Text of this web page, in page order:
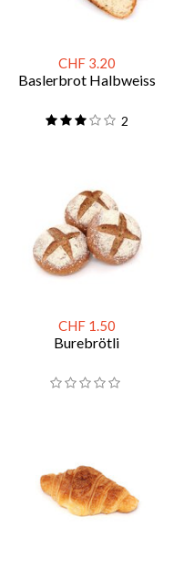
CHF 3.20
Baslerbrot Halbweiss
2
CHF 1.50
Burebrötli